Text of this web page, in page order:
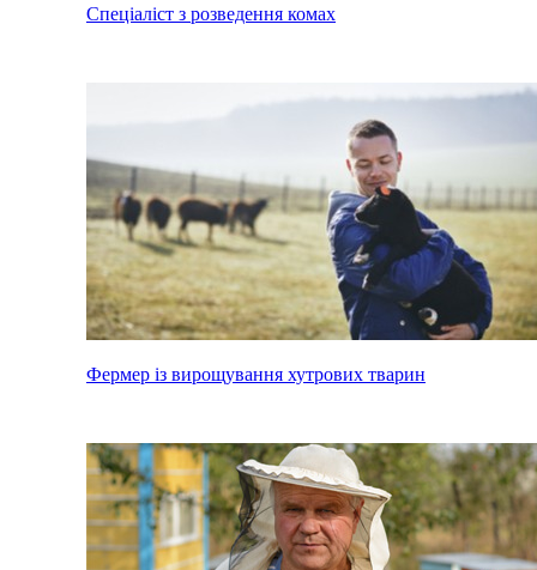
Спеціаліст з розведення комах
Фермер із вирощування хутрових тварин